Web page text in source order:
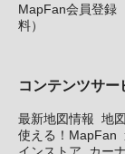
MapFan会員登録
料）
コンテンツサー
最新地図情報 地
使える！MapFan